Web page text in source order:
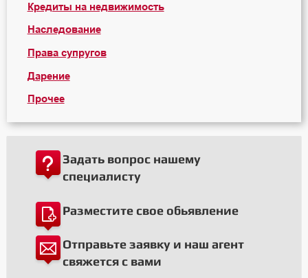
Кредиты на недвижимость
Наследование
Права супругов
Дарение
Прочее
Задать вопрос нашему
специалисту
Разместите свое обьявление
Отправьте заявку и наш агент
свяжется с вами